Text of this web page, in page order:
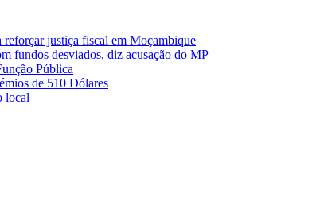
justiça fiscal em Moçambique
fundos desviados, diz acusação do MP
Pública
de 510 Dólares
local